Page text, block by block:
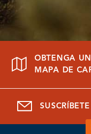
OBTENGA
MAPA DE